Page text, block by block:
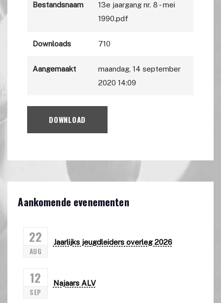
Bestandsnaam
13e jaargang nr. 8 - mei
1990.pdf
Downloads 710
Aangemaakt
maandag, 14 september
2020 14:09
DOWNLOAD
Aankomende evenementen
22
AUG
Jaarlijks jeugdleiders overleg 2026
12
SEP
Najaars ALV